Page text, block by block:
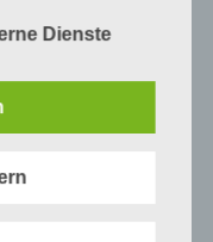
Massage
für die
werden.
im
Dienste